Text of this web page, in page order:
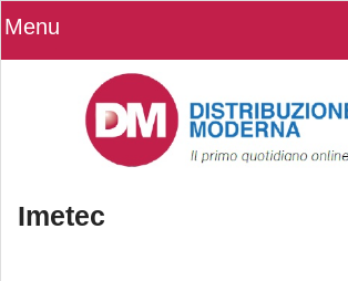
Menu
Imetec